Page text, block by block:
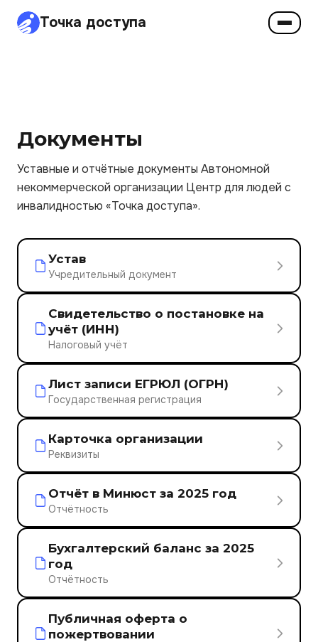
Точка доступа
Документы
Уставные и отчётные документы Автономной
некоммерческой организации Центр для людей с
инвалидностью «Точка доступа».
Устав
Учредительный документ
Свидетельство о постановке на
учёт (ИНН)
Налоговый учёт
Лист записи ЕГРЮЛ (ОГРН)
Государственная регистрация
Карточка организации
Реквизиты
Отчёт в Минюст за 2025 год
Отчётность
Бухгалтерский баланс за 2025
год
Отчётность
Публичная оферта о
пожертвовании